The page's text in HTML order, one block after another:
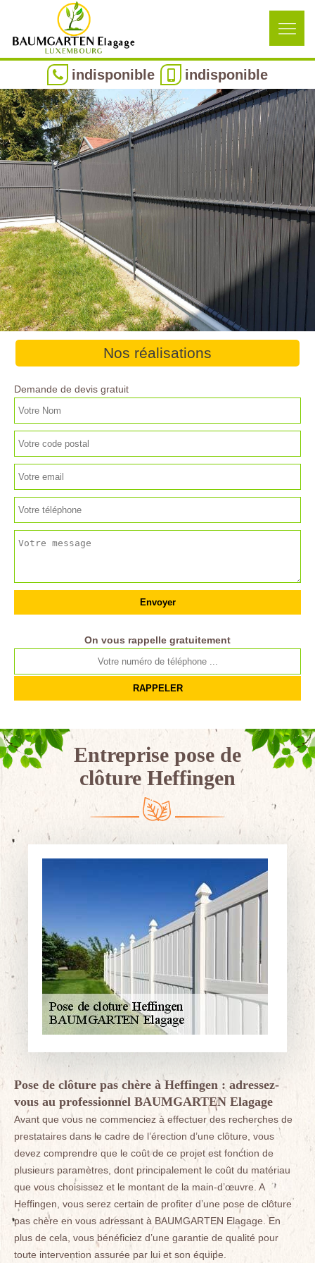
indisponible indisponible
Nos réalisations
Demande de devis gratuit
On vous rappelle gratuitement
Entreprise pose de
clôture Heffingen
Pose de clôture pas chère à Heffingen : adressez-
vous au professionnel BAUMGARTEN Elagage
Avant que vous ne commenciez à effectuer des recherches de
prestataires dans le cadre de l’érection d’une clôture, vous
devez comprendre que le coût de ce projet est fonction de
plusieurs paramètres, dont principalement le coût du matériau
que vous choisissez et le montant de la main-d’œuvre. A
Heffingen, vous serez certain de profiter d’une pose de clôture
pas chère en vous adressant à BAUMGARTEN Elagage. En
plus de cela, vous bénéficiez d’une garantie de qualité pour
toute intervention assurée par lui et son équipe.